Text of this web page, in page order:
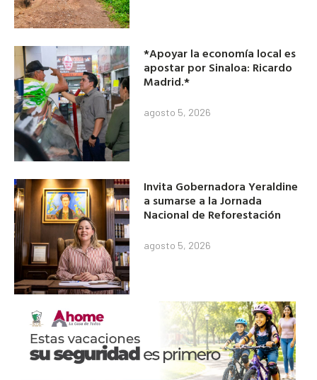
*Apoyar la economía local es
apostar por Sinaloa: Ricardo
Madrid.*
agosto 5, 2026
Invita Gobernadora Yeraldine
a sumarse a la Jornada
Nacional de Reforestación
agosto 5, 2026